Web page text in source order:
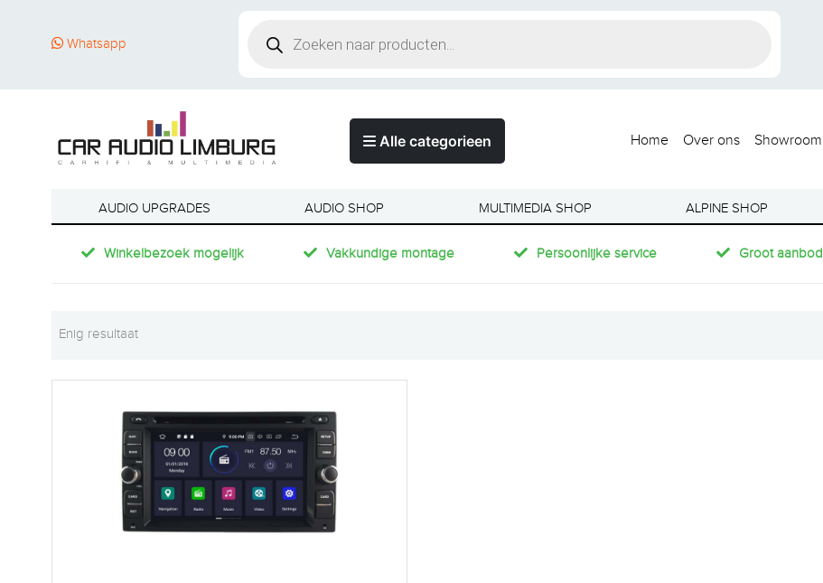
Whatsapp
Alle categorieen Home Over ons Showroom
AUDIO UPGRADES AUDIO SHOP MULTIMEDIA SHOP ALPINE SHOP
Winkelbezoek mogelijk Vakkundige montage Persoonlijke service Groot aanbod
Enig resultaat